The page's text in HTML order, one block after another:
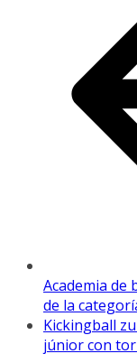
Academia de
de la
Kickingball
júnior con